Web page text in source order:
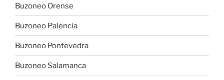
Buzoneo Orense
Buzoneo Palencia
Buzoneo Pontevedra
Buzoneo Salamanca